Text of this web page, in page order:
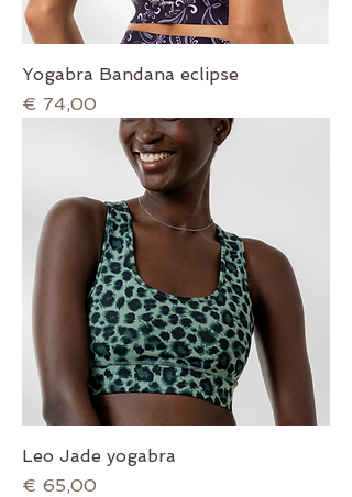
Yogabra Bandana eclipse
Prijs
€ 74,00
Leo Jade yogabra
Prijs
€ 65,00